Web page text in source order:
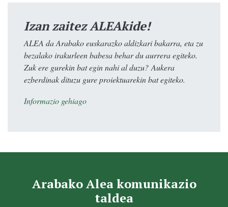
Izan zaitez ALEAkide!
ALEA da Arabako euskarazko aldizkari bakarra, eta zu
bezalako irakurleen babesa behar du aurrera egiteko.
Zuk ere gurekin bat egin nahi al duzu? Aukera
ezberdinak dituzu gure proiektuarekin bat egiteko.
Informazio gehiago
Arabako Alea komunikazio
taldea